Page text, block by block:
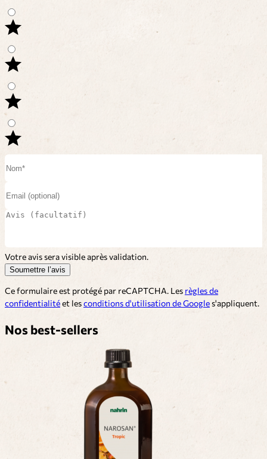
Votre avis sera visible après validation.
Soumettre l’avis
Ce formulaire est protégé par reCAPTCHA. Les règles de
confidentialitéet lesconditions d'utilisation de Google s'appliquent.
Nos best-sellers